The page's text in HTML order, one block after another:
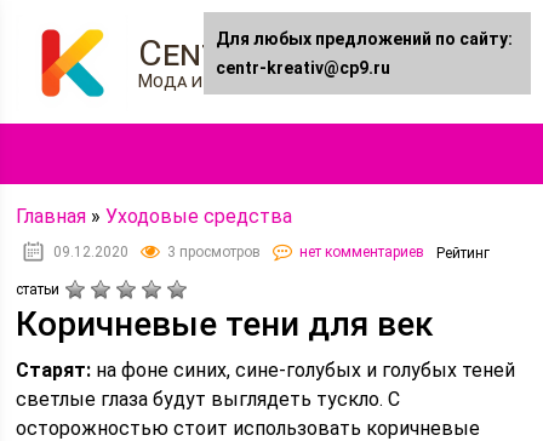
Centr-kreativ.ru
Мода и Стиль
Главная »Уходовые средства
09.12.2020 3 просмотров нет комментариев Рейтинг
статьи
Коричневые тени для век
Старят: на фоне синих, сине-голубых и голубых теней
светлые глаза будут выглядеть тускло. С
осторожностью стоит использовать коричневые
Для любых предложений по сайту:
centr-kreativ@cp9.ru